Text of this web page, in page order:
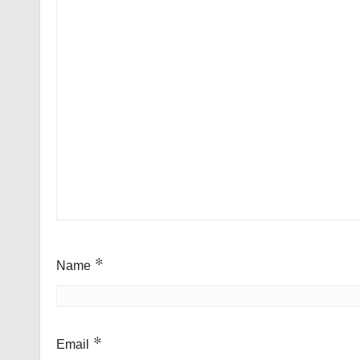
Name *
Email *